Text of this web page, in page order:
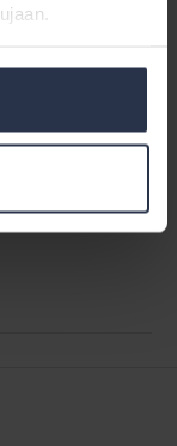
(ISE 2007)
tehdyissä
toisin.